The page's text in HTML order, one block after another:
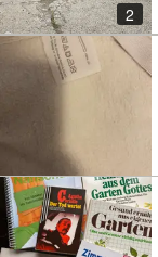
2